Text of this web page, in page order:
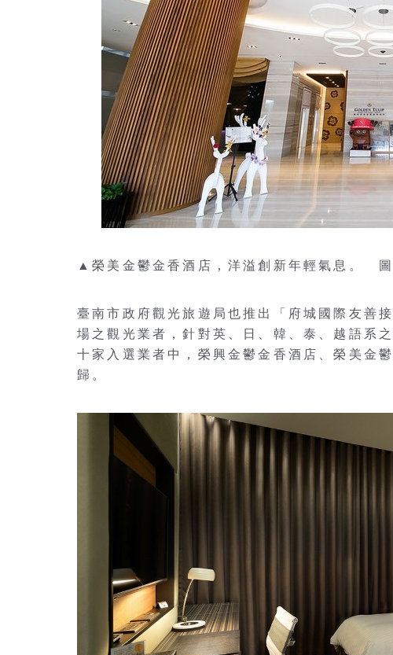
▲榮美金鬱金香酒店，洋溢創新年輕氣息。
臺南市政府觀光旅遊局也推出「府城國際友善
場之觀光業者，針對英、日、韓、泰、越語系
十家入選業者中，榮興金鬱金香酒店、榮美金
歸。